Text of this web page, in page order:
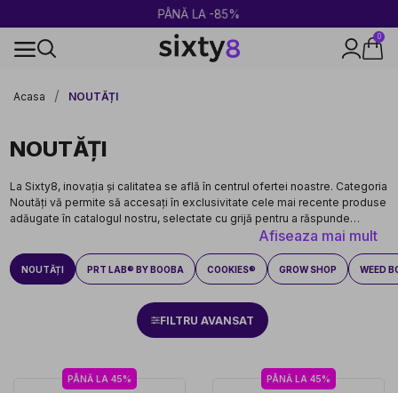
2 CUMPĂRATE = 1 CADOU
0
Acasa
NOUTĂȚI
NOUTĂȚI
La Sixty8, inovația și calitatea se află în centrul ofertei noastre. Categoria
Noutăți vă permite să accesați în exclusivitate cele mai recente produse
adăugate în catalogul nostru, selectate cu grijă pentru a răspunde
Afiseaza mai mult
PRT LAB® BY BOOBA COOKIES® GROW SHOP WEED
NOUTĂȚI
FILTRU AVANSAT
PÂNĂ LA 45% PÂNĂ LA 45%